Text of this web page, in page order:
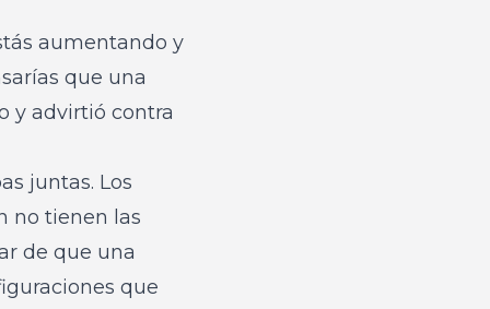
aumentando y
que una
y advirtió contra
juntas. Los
no tienen las
de que una
que